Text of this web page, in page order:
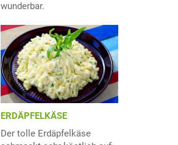
wunderbar.
ERDÄPFELKÄSE
Der tolle Erdäpfelkäse